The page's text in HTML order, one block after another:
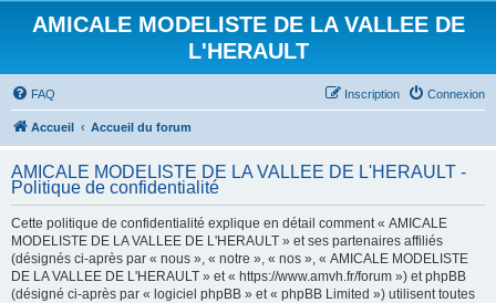
AMICALE MODELISTE DE LA VALLEE DE
L'HERAULT
FAQ Connexion
Inscription
Accueil Accueil du forum
AMICALE MODELISTE DE LA VALLEE DE L'HERAULT -
Politique de confidentialité
Cette politique de confidentialité explique en détail comment « AMICALE
MODELISTE DE LA VALLEE DE L'HERAULT » et ses partenaires affiliés
(désignés ci-après par « nous », « notre », « nos », « AMICALE MODELISTE
DE LA VALLEE DE L'HERAULT » et « https://www.amvh.fr/forum ») et phpBB
(désigné ci-après par « logiciel phpBB » et « phpBB Limited ») utilisent toutes